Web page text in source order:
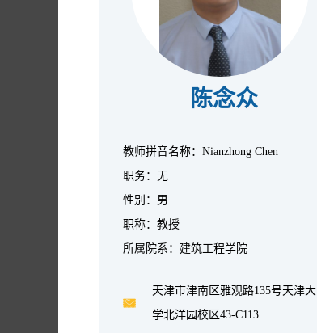
陈念众
教师拼音名称：Nianzhong Chen
职务：无
性别：男
职称：教授
所属院系：建筑工程学院
天津市津南区雅观路135号天津大
学北洋园校区43-C113